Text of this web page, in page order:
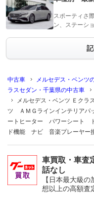
スポーティさ
ン、ステーシ
中古車 メルセデス・ベンツ
ラスセダン・千葉県の中古車
メルセデス・ベンツ Ｅク
ツ ＡＭＧラインインテリア
ートヒーター パワーシート
ド機能 ナビ 音楽プレーヤー
車買取・車査
話なし
【日本最大級
想以上の高額査